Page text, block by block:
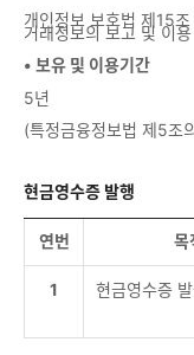
개인정보 보호법 제15
거래정보의 보고 및 이
• 보유 및 이용기간
5년
(특정금융정보법 제5조
현금영수증 발행
연번 목
1 현금영수증